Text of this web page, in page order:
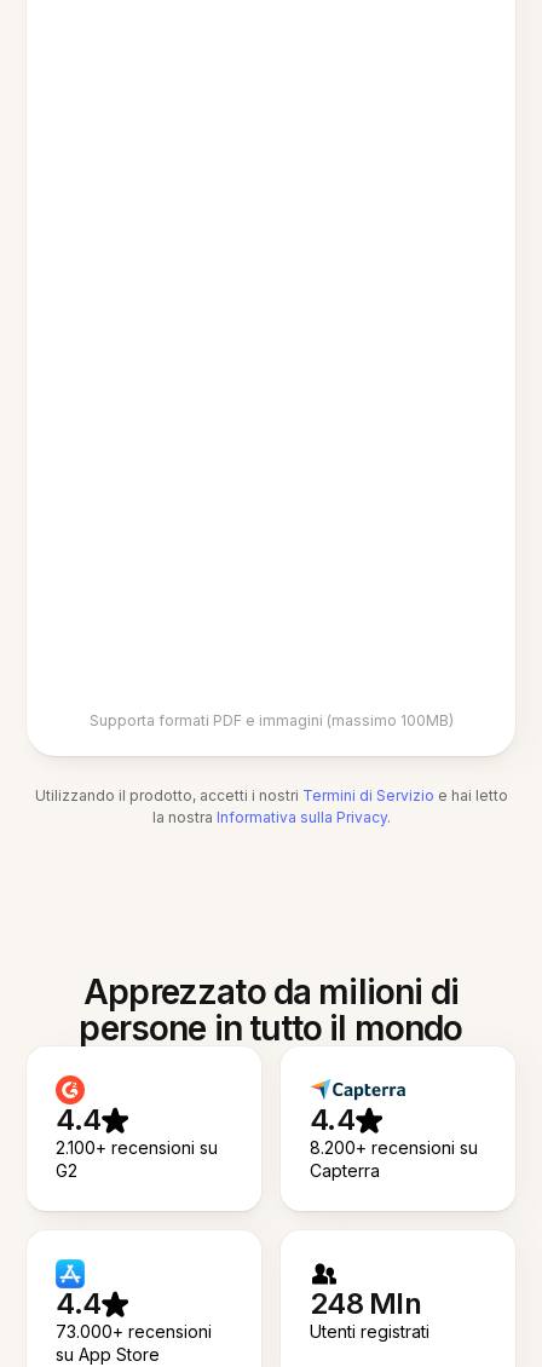
Supporta formati PDF e immagini (massimo 100MB)
Utilizzando il prodotto, accetti i nostri Termini di Servizio e hai letto
la nostra Informativa sulla Privacy.
Apprezzato da milioni di
persone in tutto il mondo
4.4
2.100+ recensioni su
G2
4.4
8.200+ recensioni su
Capterra
4.4
73.000+ recensioni
su App Store
248 Mln
Utenti registrati